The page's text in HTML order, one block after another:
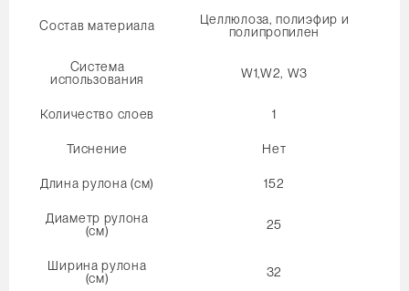
Состав материала
Целлюлоза, полиэфир и
полипропилен
Система
использования
W1,W2, W3
Количество слоев 1
Тиснение Нет
Длина рулона (см) 152
Диаметр рулона
(см)
25
Ширина рулона
(см)
32